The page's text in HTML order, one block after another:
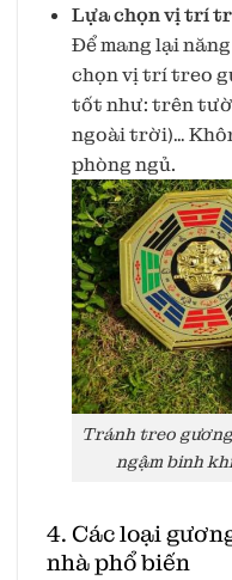
Lựa chọn vị trí
Để mang lại
chọn vị trí treo
tốt như: trên
ngoài trời)…
phòng ngủ.
Tránh treo
ngậm binh
4. Các loại
nhà phổ biến